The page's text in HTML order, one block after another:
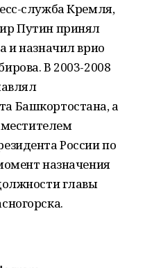
служба Кремля,
Путин принял
и назначил врио
В 2003-2008
Башкортостана, а
России по
назначения
главы